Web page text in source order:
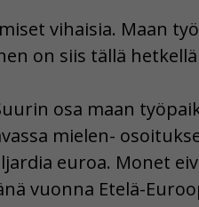
vihaisia. Maan
on siis tällä
osa maan
mielen-
euroa. Monet
vuonna Etelä-